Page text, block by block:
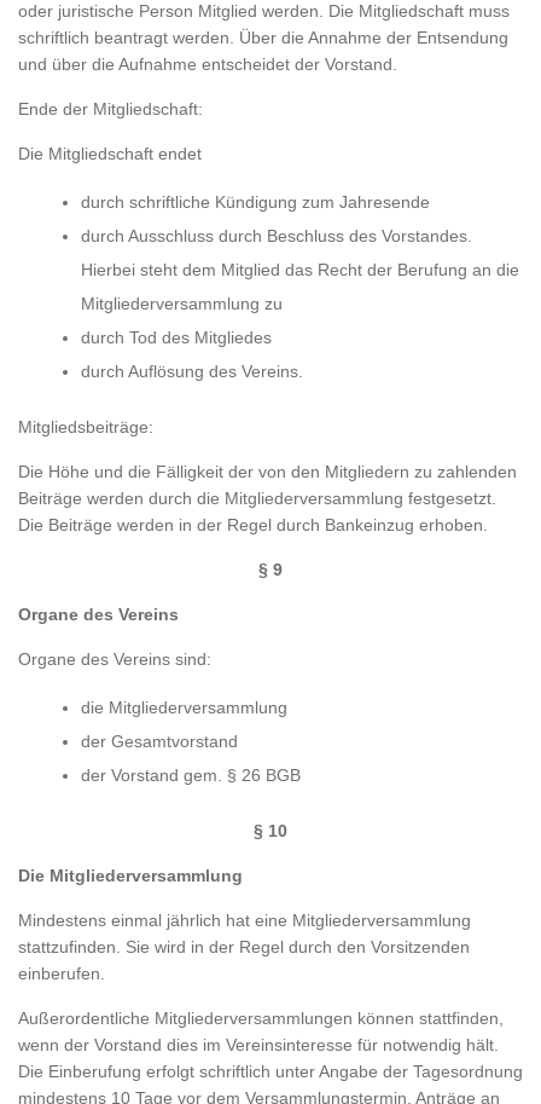
oder juristische Person Mitglied werden. Die Mitgliedschaft muss
schriftlich beantragt werden. Über die Annahme der Entsendung
und über die Aufnahme entscheidet der Vorstand.
Ende der Mitgliedschaft:
Die Mitgliedschaft endet
durch schriftliche Kündigung zum Jahresende
durch Ausschluss durch Beschluss des Vorstandes.
Hierbei steht dem Mitglied das Recht der Berufung an die
Mitgliederversammlung zu
durch Tod des Mitgliedes
durch Auflösung des Vereins.
Mitgliedsbeiträge:
Die Höhe und die Fälligkeit der von den Mitgliedern zu zahlenden
Beiträge werden durch die Mitgliederversammlung festgesetzt.
Die Beiträge werden in der Regel durch Bankeinzug erhoben.
§ 9
Organe des Vereins
Organe des Vereins sind:
die Mitgliederversammlung
der Gesamtvorstand
der Vorstand gem. § 26 BGB
§ 10
Die Mitgliederversammlung
Mindestens einmal jährlich hat eine Mitgliederversammlung
stattzufinden. Sie wird in der Regel durch den Vorsitzenden
einberufen.
Außerordentliche Mitgliederversammlungen können stattfinden,
wenn der Vorstand dies im Vereinsinteresse für notwendig hält.
Die Einberufung erfolgt schriftlich unter Angabe der Tagesordnung
mindestens 10 Tage vor dem Versammlungstermin. Anträge an